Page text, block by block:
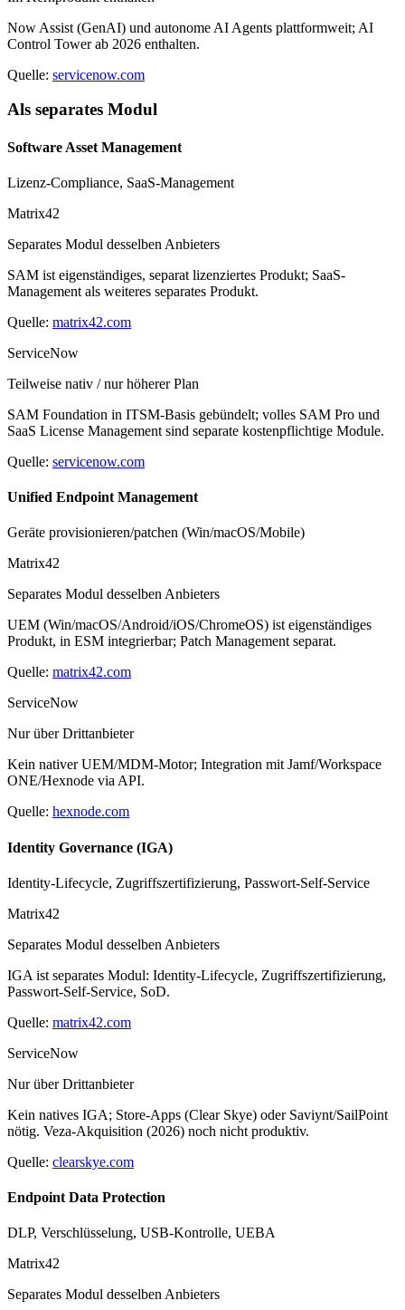
Now Assist (GenAI) und autonome AI Agents plattformweit; AI
Control Tower ab 2026 enthalten.
Quelle: servicenow.com
Als separates Modul
Software Asset Management
Lizenz-Compliance, SaaS-Management
Matrix42
Separates Modul desselben Anbieters
SAM ist eigenständiges, separat lizenziertes Produkt; SaaS-
Management als weiteres separates Produkt.
Quelle: matrix42.com
ServiceNow
Teilweise nativ / nur höherer Plan
SAM Foundation in ITSM-Basis gebündelt; volles SAM Pro und
SaaS License Management sind separate kostenpflichtige Module.
Quelle: servicenow.com
Unified Endpoint Management
Geräte provisionieren/patchen (Win/macOS/Mobile)
Matrix42
Separates Modul desselben Anbieters
UEM (Win/macOS/Android/iOS/ChromeOS) ist eigenständiges
Produkt, in ESM integrierbar; Patch Management separat.
Quelle: matrix42.com
ServiceNow
Nur über Drittanbieter
Kein nativer UEM/MDM-Motor; Integration mit Jamf/Workspace
ONE/Hexnode via API.
Quelle: hexnode.com
Identity Governance (IGA)
Identity-Lifecycle, Zugriffszertifizierung, Passwort-Self-Service
Matrix42
Separates Modul desselben Anbieters
IGA ist separates Modul: Identity-Lifecycle, Zugriffszertifizierung,
Passwort-Self-Service, SoD.
Quelle: matrix42.com
ServiceNow
Nur über Drittanbieter
Kein natives IGA; Store-Apps (Clear Skye) oder Saviynt/SailPoint
nötig. Veza-Akquisition (2026) noch nicht produktiv.
Quelle: clearskye.com
Endpoint Data Protection
DLP, Verschlüsselung, USB-Kontrolle, UEBA
Matrix42
Separates Modul desselben Anbieters